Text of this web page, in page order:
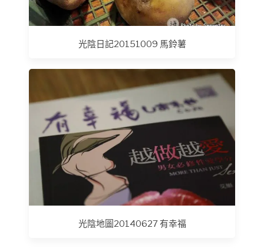
光陰日記20151009 馬鈴薯
光陰地圖20140627 有幸福